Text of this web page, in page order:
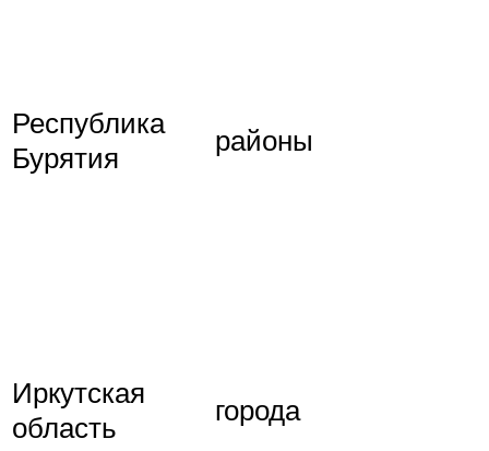
Республика
Бурятия
районы
Иркутская
область
города